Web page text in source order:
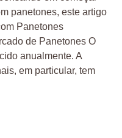
panetones, este artigo
Panetones
de Panetones O
anualmente. A
em particular, tem